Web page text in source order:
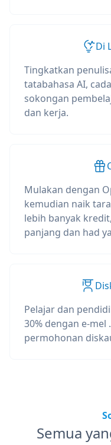
Di
Tingkatkan
tatabahasa AI,
sokongan
dan kerja.
Mulakan dengan
kemudian naik
lebih banyak
panjang dan had
Pelajar dan
30% dengan e-mel
permohonan
Semua